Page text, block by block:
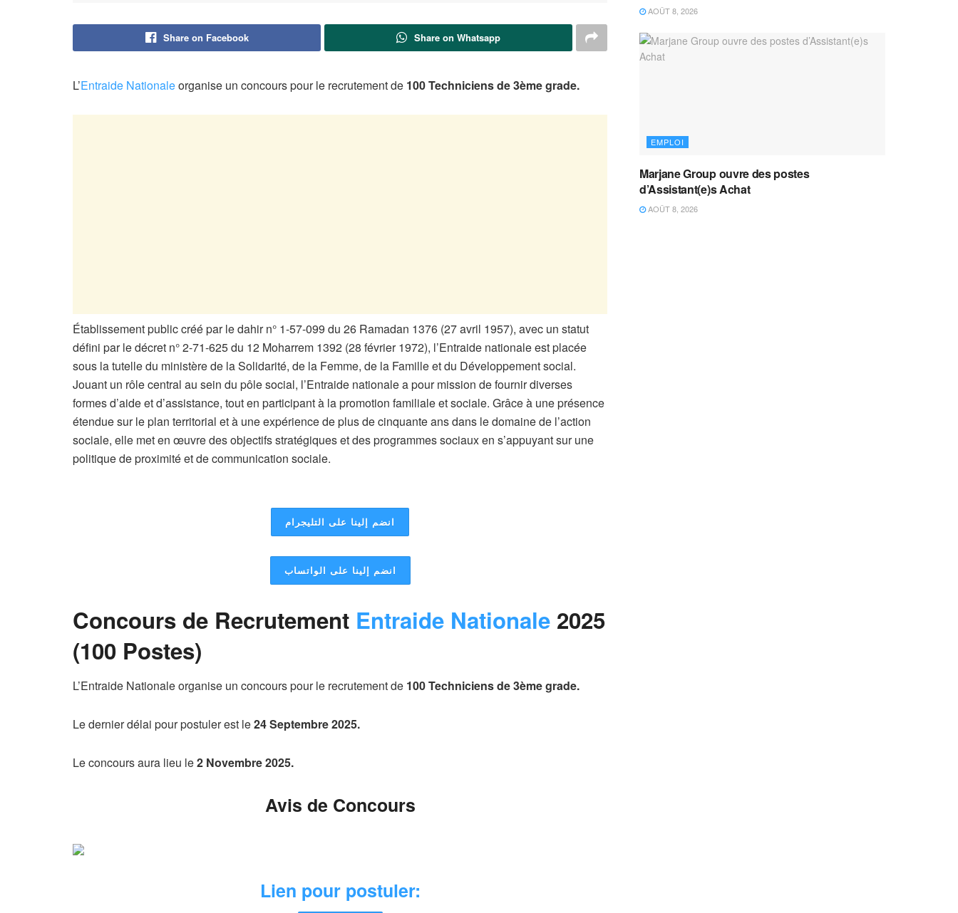
Share on Facebook Share on Whatsapp
L’Entraide Nationaleorganise un concours pour le recrutement de 100 Techniciens de 3ème grade.
Établissement public créé par le dahir n° 1-57-099 du 26 Ramadan 1376 (27 avril 1957), avec un statut
défini par le décret n° 2-71-625 du 12 Moharrem 1392 (28 février 1972), l’Entraide nationale est placée
sous la tutelle du ministère de la Solidarité, de la Femme, de la Famille et du Développement social.
Jouant un rôle central au sein du pôle social, l’Entraide nationale a pour mission de fournir diverses
formes d’aide et d’assistance, tout en participant à la promotion familiale et sociale. Grâce à une présence
étendue sur le plan territorial et à une expérience de plus de cinquante ans dans le domaine de l’action
sociale, elle met en œuvre des objectifs stratégiques et des programmes sociaux en s’appuyant sur une
politique de proximité et de communication sociale.
انضم إلينا على التليجرام
انضم إلينا على الواتساب
Concours de Recrutement Entraide Nationale 2025
(100 Postes)
L’Entraide Nationale organise un concours pour le recrutement de 100 Techniciens de 3ème grade.
Le dernier délai pour postuler est le24 Septembre 2025.
Le concours aura lieu le2 Novembre 2025.
Avis de Concours
Lien pour postuler:
AOÛT 8, 2026
EMPLOI
Marjane Group ouvre des postes
d’Assistant(e)s Achat
AOÛT 8, 2026